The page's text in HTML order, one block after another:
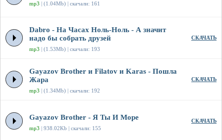
mp3 | (1.04Mb) | скачали: 161
Dabro - На Часах Ноль-Ноль - А значит
надо бы собрать друзей
mp3 | (1.53Mb) | скачали: 193
СКАЧАТЬ
Gayazov Brother и Filatov и Karas - Пошла
Жара
mp3 | (1.34Mb) | скачали: 192
СКАЧАТЬ
Gayazov Brother - Я Ты И Море
mp3 | 938.02Kb | скачали: 155
СКАЧАТЬ